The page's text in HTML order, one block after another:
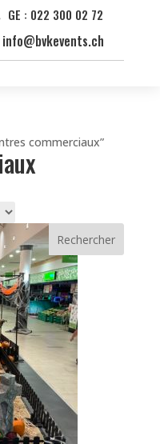
GE : 022 300 02 72
info@bvkevents.ch
commerciaux”
Rechercher